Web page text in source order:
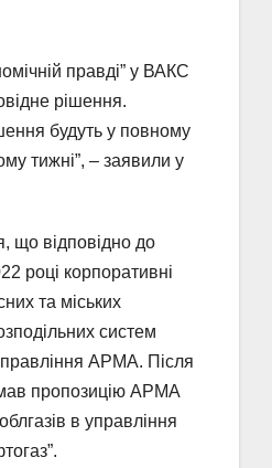
правді” у ВАКС
рішення.
будуть у повному
тижні”, – заявили у
що відповідно до
році корпоративні
та міських
систем
АРМА. Після
пропозицію АРМА
в управління